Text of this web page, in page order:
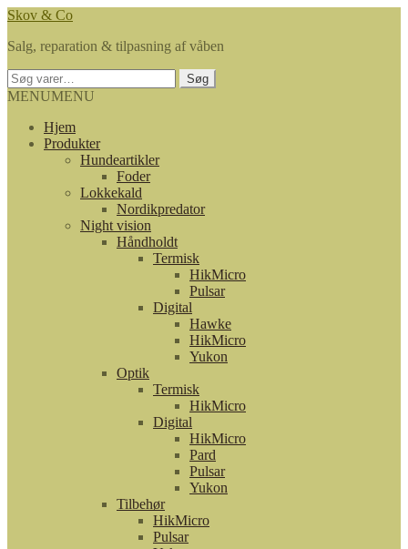
Spring
navigation
Spring
indhold
Skov & Co
Salg, reparation & tilpasning af våben
Søg
efter:
Søg
MENUMENU
Hjem
Produkter
Hundeartikler
Foder
Lokkekald
Nordikpredator
Night vision
Håndholdt
Termisk
HikMicro
Pulsar
Digital
Hawke
HikMicro
Yukon
Optik
Termisk
HikMicro
Digital
HikMicro
Pard
Pulsar
Yukon
Tilbehør
HikMicro
Pulsar